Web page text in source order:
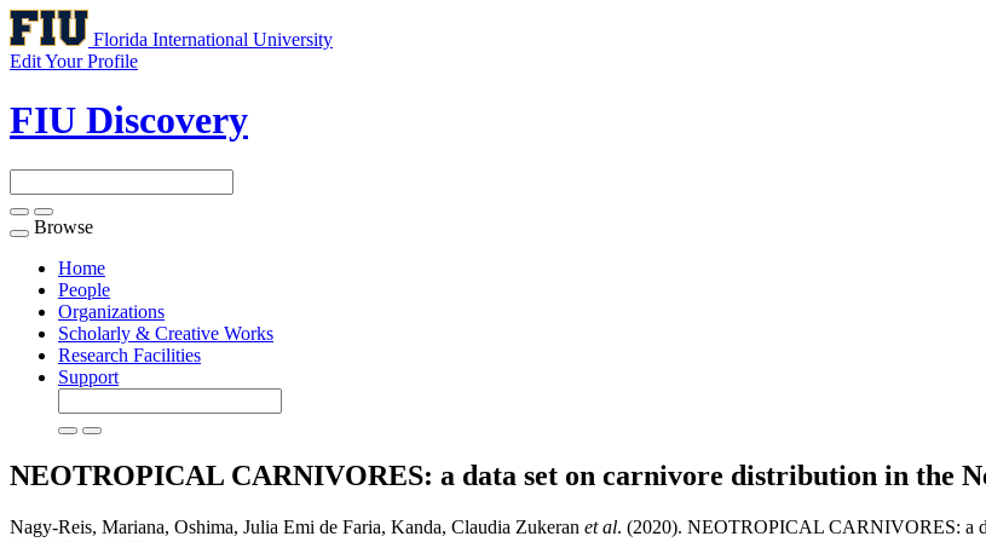
Florida International University
Edit Your Profile
FIU Discovery
Toggle
navigation
Browse
Home
People
Organizations
Scholarly & Creative Works
Research Facilities
Support
NEOTROPICAL CARNIVORES: a data set on carnivore distribution in the
Nagy-Reis, Mariana, Oshima, Julia Emi de Faria, Kanda, Claudia Zukeran et al. (2020). NEOTROPICAL CARNIVORES: a